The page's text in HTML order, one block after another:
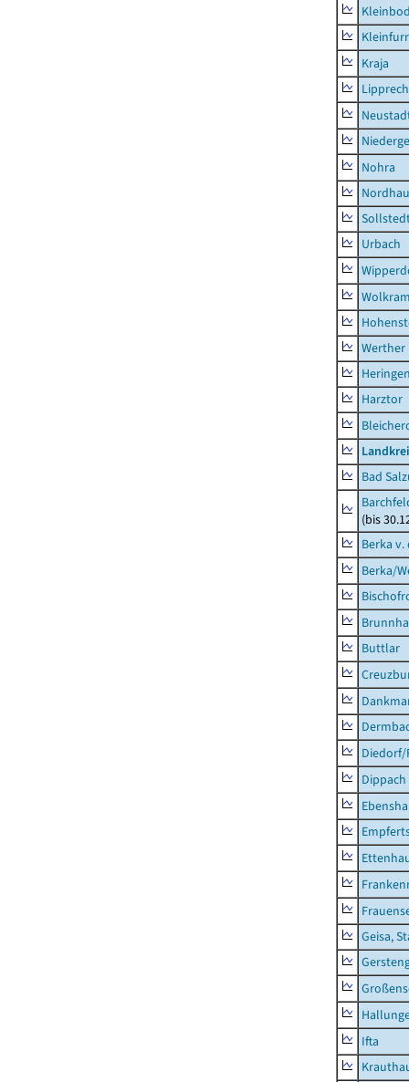
Kraja
Nohra
Urbach
Werther
Harztor
Bad
(bis
Berka v.
Berka/
Buttlar
Dippach
Geisa,
Ifta